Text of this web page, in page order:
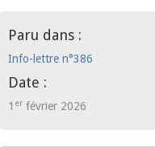
Paru dans :
Info-lettre n°386
Date :
1 er février 2026